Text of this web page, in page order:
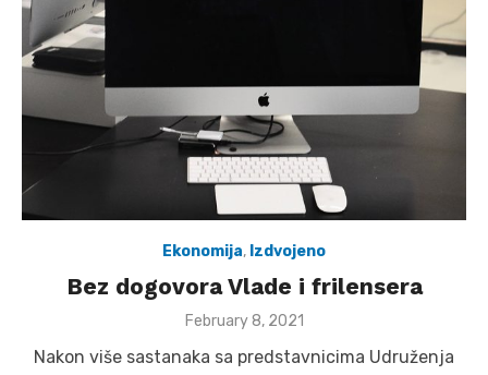
Ekonomija, Izdvojeno
Bez dogovora Vlade i frilensera
Posted
February 8, 2021
Nakon više sastanaka sa predstavnicima Udruženja